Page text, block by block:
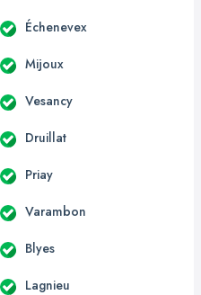
Échenevex
Mijoux
Vesancy
Druillat
Priay
Varambon
Blyes
Lagnieu